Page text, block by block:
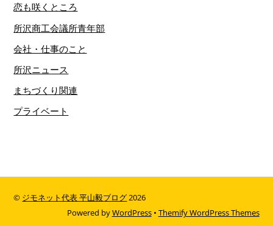
恋も咲くところ
所沢商工会議所青年部
会社・仕事のこと
所沢ニュース
まちづくり関連
プライベート
© ジモネット代表 平山毅ブログ 2026
Powered byWordPress• Themify WordPress Themes